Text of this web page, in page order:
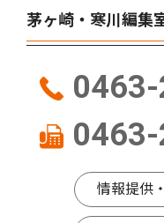
茅ヶ崎・寒川編集
情報提供